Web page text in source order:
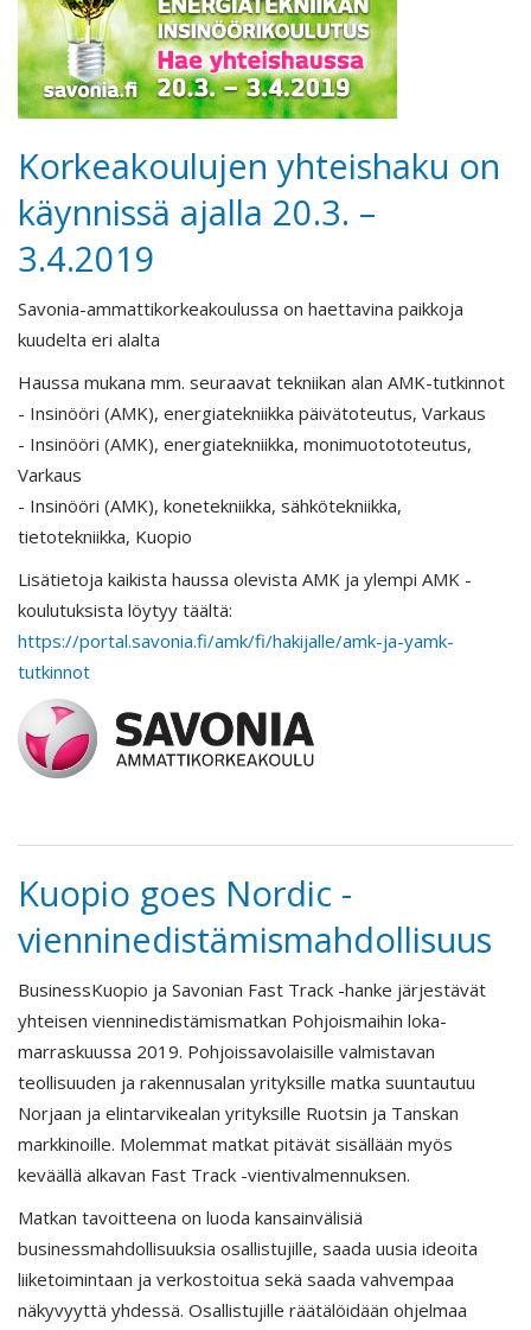
Korkeakoulujen yhteishaku on
käynnissä ajalla 20.3. –
3.4.2019
Savonia-ammattikorkeakoulussa on haettavina paikkoja
kuudelta eri alalta
Haussa mukana mm. seuraavat tekniikan alan AMK-tutkinnot
- Insinööri (AMK), energiatekniikka päivätoteutus, Varkaus
- Insinööri (AMK), energiatekniikka, monimuotototeutus,
Varkaus
- Insinööri (AMK), konetekniikka, sähkötekniikka,
tietotekniikka, Kuopio
Lisätietoja kaikista haussa olevista AMK ja ylempi AMK -
koulutuksista löytyy täältä:
https://portal.savonia.fi/amk/fi/hakijalle/amk-ja-yamk-
tutkinnot
Kuopio goes Nordic -
vienninedistämismahdollisuus
BusinessKuopio ja Savonian Fast Track -hanke järjestävät
yhteisen vienninedistämismatkan Pohjoismaihin loka-
marraskuussa 2019. Pohjoissavolaisille valmistavan
teollisuuden ja rakennusalan yrityksille matka suuntautuu
Norjaan ja elintarvikealan yrityksille Ruotsin ja Tanskan
markkinoille. Molemmat matkat pitävät sisällään myös
keväällä alkavan Fast Track -vientivalmennuksen.
Matkan tavoitteena on luoda kansainvälisiä
businessmahdollisuuksia osallistujille, saada uusia ideoita
liiketoimintaan ja verkostoitua sekä saada vahvempaa
näkyvyyttä yhdessä. Osallistujille räätälöidään ohjelmaa